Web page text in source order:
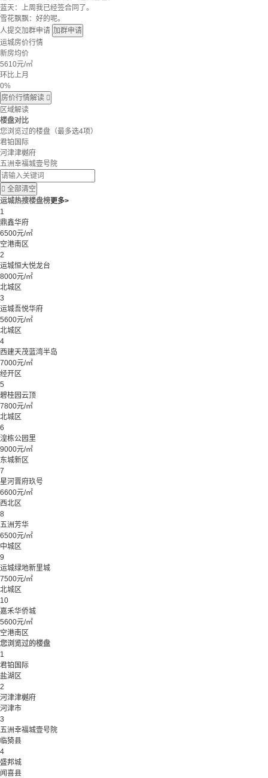
蓝天：上周我已经签合同了。
雪花飘飘：好的呢。
人提交加群申请 加群申请
运城房价行情
新房均价
5610元/㎡
环比上月
0%
房价行情解读 
区域解读
楼盘对比
您浏览过的楼盘 （最多选4项）
君铂国际
河津津樾府
五洲幸福城壹号院
 全部清空
运城热搜楼盘榜更多>
1
鼎鑫华府
6500元/㎡
空港南区
2
运城恒大悦龙台
8000元/㎡
北城区
3
运城吾悦华府
5600元/㎡
北城区
4
西建天茂蓝湾半岛
7000元/㎡
经开区
5
碧桂园云顶
7800元/㎡
北城区
6
湟栋公园里
9000元/㎡
东城新区
7
星河晋府玖号
6600元/㎡
西北区
8
五洲芳华
6500元/㎡
中城区
9
运城绿地新里城
7500元/㎡
北城区
10
嘉禾华侨城
5600元/㎡
空港南区
您浏览过的楼盘
1
君铂国际
盐湖区
2
河津津樾府
河津市
3
五洲幸福城壹号院
临猗县
4
盛邦城
闻喜县